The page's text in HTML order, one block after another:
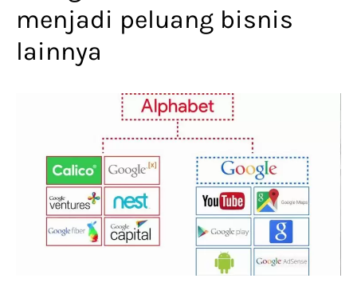
menjadi peluang bisnis
lainnya